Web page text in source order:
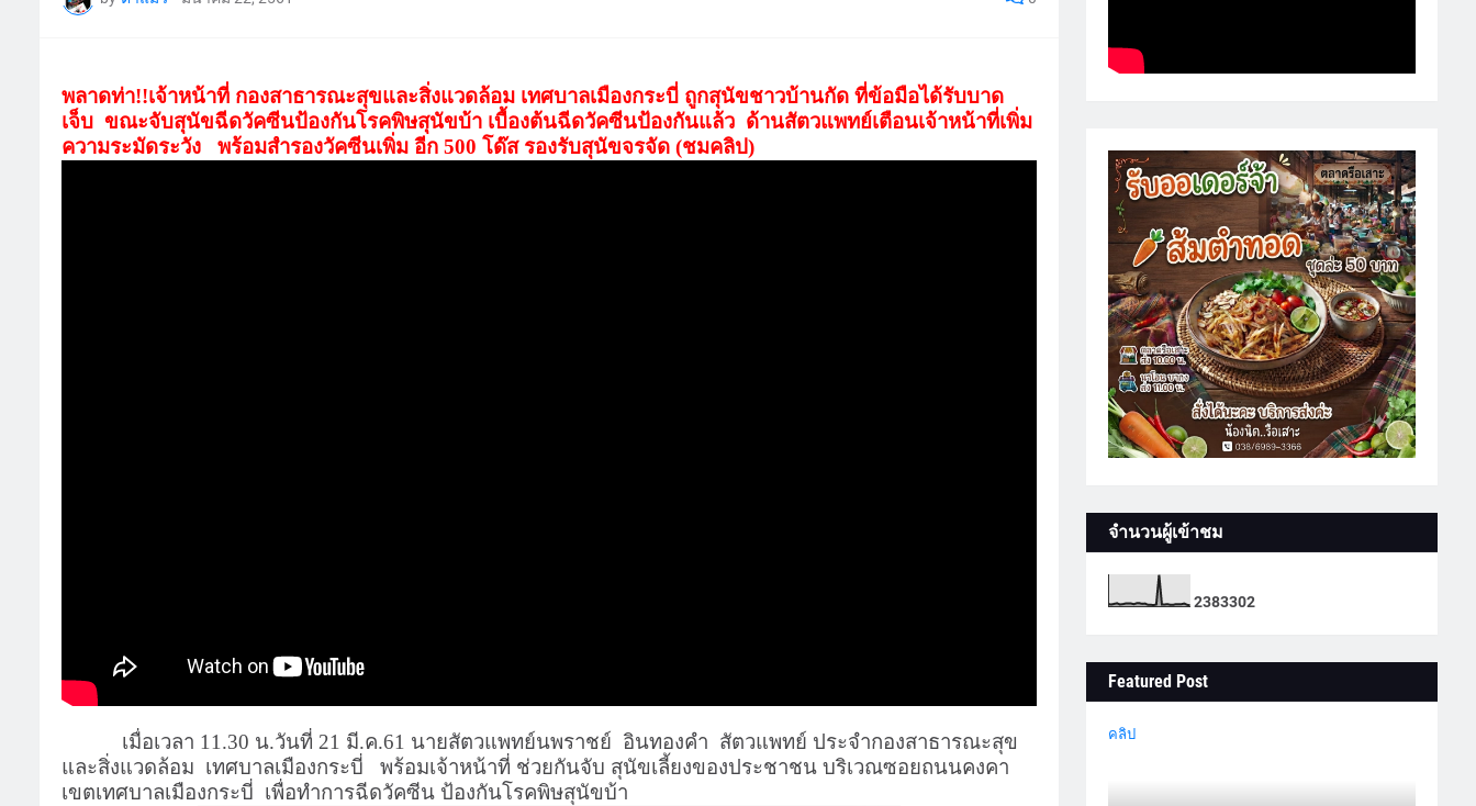
พลาดท่า!!เจ้าหน้าที่ กองสาธารณะสุขและสิ่งแวดล้อม เทศบาลเมืองกระบี่ ถูกสุนัขชาวบ้านกัด ที่ข้อมือได้รับบาด
เจ็บ ขณะจับสุนัขฉีดวัคซีนป้องกันโรคพิษสุนัขบ้า เบื้องต้นฉีดวัคซีนป้องกันแล้ว ด้านสัตวแพทย์เตือนเจ้าหน้าที่เพิ่ม
ความระมัดระวัง
พร้อมสำรองวัคซีนเพิ่ม อีก 500 โด๊ส รองรับสุนัขจรจัด (ชมคลิป)
เมื่อเวลา 11.30 น.วันที่ 21 มี.ค.61 นายสัตวแพทย์นพราชย์ อินทองคำ สัตวแพทย์ ประจำกองสาธารณะสุข
และสิ่งแวดล้อม เทศบาลเมืองกระบี่
พร้อมเจ้าหน้าที่ ช่วยกันจับ สุนัขเลี้ยงของประชาชน บริเวณซอยถนนคงคา
เขตเทศบาลเมืองกระบี่ เพื่อทำการฉีดวัคซีน ป้องกันโรคพิษสุนัขบ้า
จำนวนผู้เข้าชม
2383302
Featured Post
คลิป